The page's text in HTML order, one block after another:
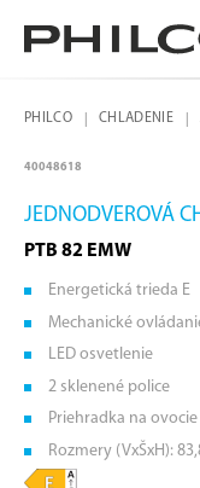
PHILCO CHLADENIE
40048618
JEDNODVEROVÁ
PTB 82 EMW
Energetická trieda E
Mechanické
LED osvetlenie
2 sklenené police
Priehradka na
Rozmery (VxŠxH):